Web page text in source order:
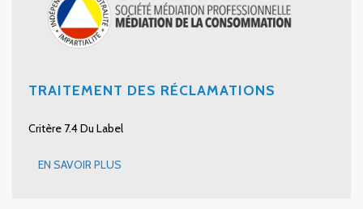
TRAITEMENT DES RÉCLAMATIONS
Critère 7.4 Du Label
EN SAVOIR PLUS